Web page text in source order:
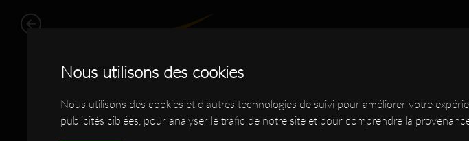
Nous utilisons des cookies
Nous utilisons des cookies et d'autres technologies de suivi pour améliorer votre
publicités ciblées, pour analyser le trafic de notre site et pour comprendre la